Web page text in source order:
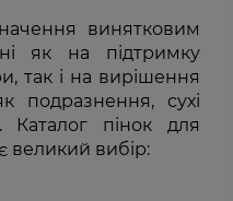
винятковим
як на підтримку
так і на вирішення
подразнення, сухі
Каталог пінок для
великий вибір: